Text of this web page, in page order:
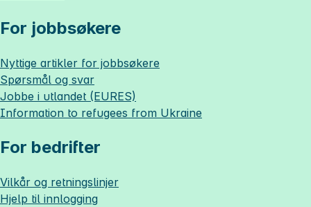
For jobbsøkere
Nyttige artikler for jobbsøkere
Spørsmål og svar
Jobbe i utlandet (EURES)
Information to refugees from Ukraine
For bedrifter
Vilkår og retningslinjer
Hjelp til innlogging